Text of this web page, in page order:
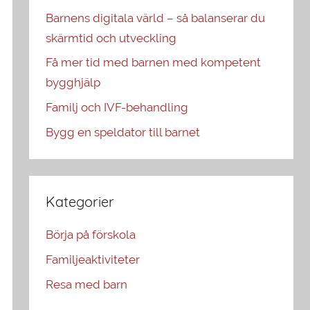
Barnens digitala värld – så balanserar du
skärmtid och utveckling
Få mer tid med barnen med kompetent
bygghjälp
Familj och IVF-behandling
Bygg en speldator till barnet
Kategorier
Börja på förskola
Familjeaktiviteter
Resa med barn